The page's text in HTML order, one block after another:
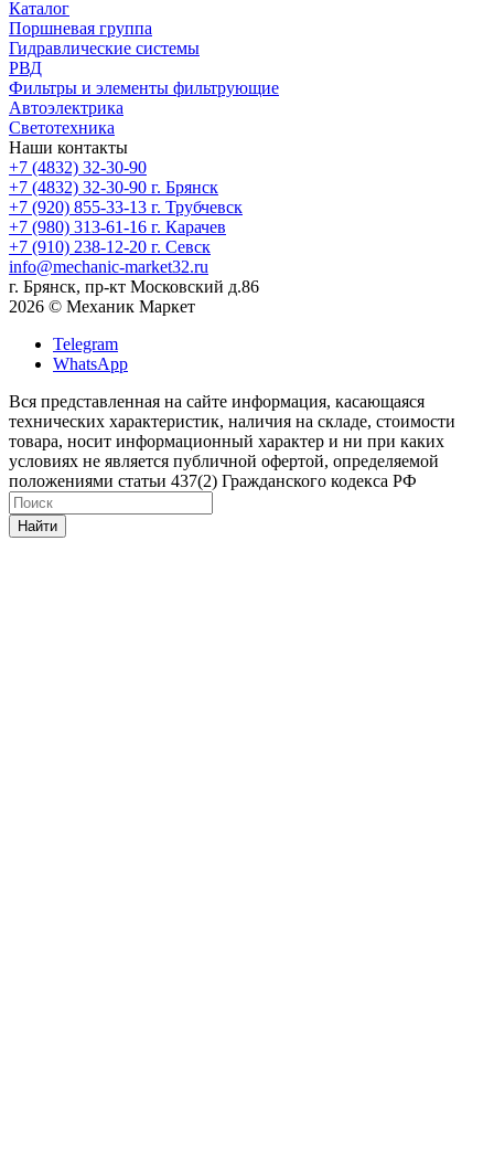
Каталог
Поршневая группа
Гидравлические системы
РВД
Фильтры и элементы фильтрующие
Автоэлектрика
Светотехника
Наши контакты
+7 (4832) 32-30-90
+7 (4832) 32-30-90 г. Брянск
+7 (920) 855-33-13 г. Трубчевск
+7 (980) 313-61-16 г. Карачев
+7 (910) 238-12-20 г. Севск
info@mechanic-market32.ru
г. Брянск, пр-кт Московский д.86
2026 © Механик Маркет
Telegram
WhatsApp
Вся представленная на сайте информация, касающаяся
технических характеристик, наличия на складе, стоимости
товара, носит информационный характер и ни при каких
условиях не является публичной офертой, определяемой
положениями статьи 437(2) Гражданского кодекса РФ
Найти